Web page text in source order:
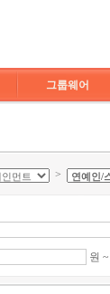
그룹웨어
>
원 ~